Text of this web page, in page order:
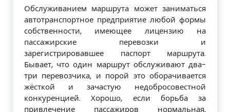
Обслуживанием маршрута может за­ниматься
автотранспортное предприятие любой формы
собственности, имеющее лицензию на
пассажирские перевозки и
зарегистрировавшее паспорт маршрута.
Бывает, что один маршрут обслуживают два-
три перевозчика, и порой это оборачи­вается
жёсткой и зачастую недобросовест­ной
конкуренцией. Хорошо, если борьба за
привлечение пассажиров нормальная,